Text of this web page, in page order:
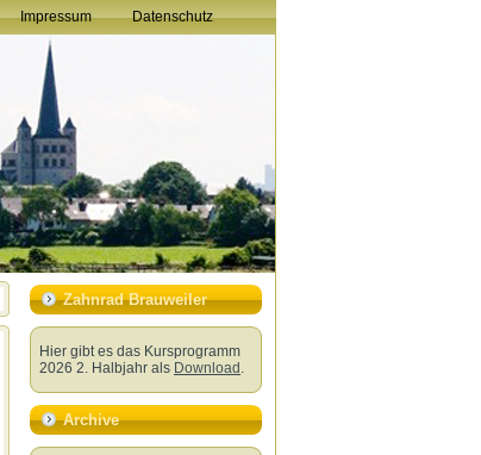
Impressum Datenschutz
Zahnrad Brauweiler
Hier gibt es das Kursprogramm
2026 2. Halbjahr als Download .
Archive